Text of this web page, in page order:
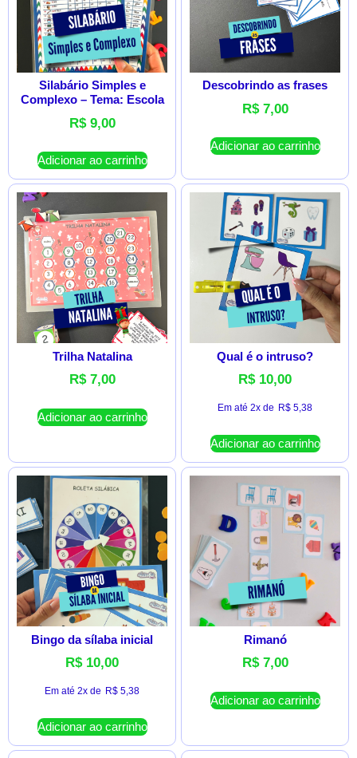
Silabário Simples e
Complexo – Tema: Escola
R$9,00
Adicionar ao carrinho
Descobrindo as frases
R$7,00
Adicionar ao carrinho
Trilha Natalina
R$7,00
Adicionar ao carrinho
Qual é o intruso?
R$10,00
Em até 2x de R$ 5,38
Adicionar ao carrinho
Bingo da sílaba inicial
R$10,00
Em até 2x de R$ 5,38
Adicionar ao carrinho
Rimanó
R$7,00
Adicionar ao carrinho